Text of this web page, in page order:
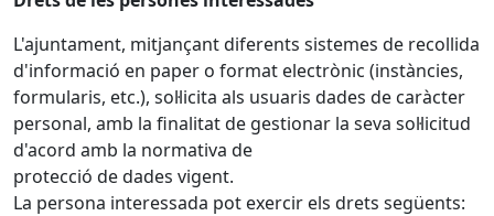
L'ajuntament, mitjançant diferents sistemes de recollida
d'informació en paper o format electrònic (instàncies,
formularis, etc.), sol·licita als usuaris dades de caràcter
personal, amb la finalitat de gestionar la seva sol·licitud
d'acord amb la normativa de
protecció de dades vigent.
La persona interessada pot exercir els drets següents: